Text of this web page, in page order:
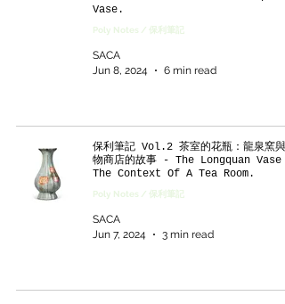
Vase.
Poly Notes / 保利筆記
SACA
Jun 8, 2024
6 min read
保利筆記 Vol.2 茶室的花瓶：龍泉窯與
物商店的故事 - The Longquan Vase
The Context Of A Tea Room.
Poly Notes / 保利筆記
SACA
Jun 7, 2024
3 min read